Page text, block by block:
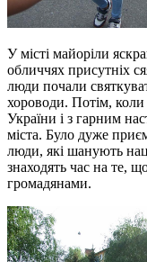
У місті майоріли
обличчях присутніх
люди почали
хороводи. Потім, коли
України і з гарним
міста. Було дуже
люди, які шанують
знаходять час на те,
громадянами.